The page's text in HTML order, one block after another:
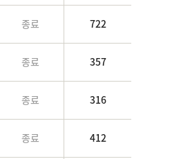
종료 722
종료 357
종료 316
종료 412